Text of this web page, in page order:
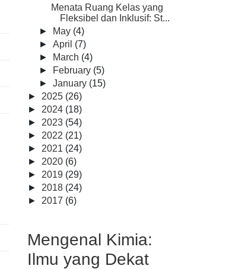
Menata Ruang Kelas yang
Fleksibel dan Inklusif: St...
►
May (4)
►April (7)
►
March (4)
►
February (5)
►January (15)
► 2025 (26)
► 2024 (18)
► 2023 (54)
► 2022 (21)
► 2021 (24)
► 2020 (6)
► 2019 (29)
► 2018 (24)
► 2017 (6)
Mengenal Kimia:
Ilmu yang Dekat